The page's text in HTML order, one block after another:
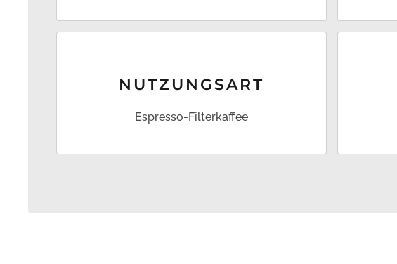
NUTZUNG­SART
Espresso-Filterkaffee